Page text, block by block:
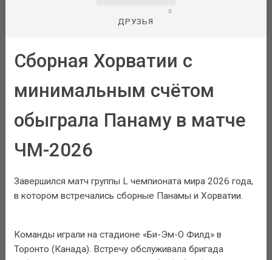
ДРУЗЬЯ
0
Сборная Хорватии с
минимальным счётом
обыграла Панаму в матче
ЧМ-2026
Завершился матч группы L чемпионата мира 2026 года,
в котором встречались сборные Панамы и Хорватии.
Команды играли на стадионе «Би-Эм-О Филд» в
Торонто (Канада). Встречу обслуживала бригада